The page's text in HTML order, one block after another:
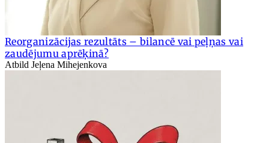
Reorganizācijas rezultāts – bilancē vai peļņas vai
zaudējumu aprēķinā?
Atbild Jeļena Mihejenkova